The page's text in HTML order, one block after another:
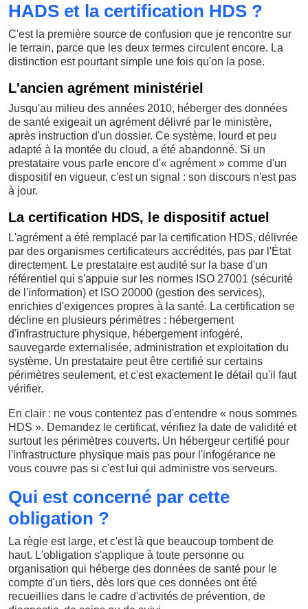
HADS et la certification HDS ?
C'est la première source de confusion que je rencontre sur
le terrain, parce que les deux termes circulent encore. La
distinction est pourtant simple une fois qu'on la pose.
L'ancien agrément ministériel
Jusqu'au milieu des années 2010, héberger des données
de santé exigeait un agrément délivré par le ministère,
après instruction d'un dossier. Ce système, lourd et peu
adapté à la montée du cloud, a été abandonné. Si un
prestataire vous parle encore d'« agrément » comme d'un
dispositif en vigueur, c'est un signal : son discours n'est pas
à jour.
La certification HDS, le dispositif actuel
L'agrément a été remplacé par la certification HDS, délivrée
par des organismes certificateurs accrédités, pas par l'État
directement. Le prestataire est audité sur la base d'un
référentiel qui s'appuie sur les normes ISO 27001 (sécurité
de l'information) et ISO 20000 (gestion des services),
enrichies d'exigences propres à la santé. La certification se
décline en plusieurs périmètres : hébergement
d'infrastructure physique, hébergement infogéré,
sauvegarde externalisée, administration et exploitation du
système. Un prestataire peut être certifié sur certains
périmètres seulement, et c'est exactement le détail qu'il faut
vérifier.
En clair : ne vous contentez pas d'entendre « nous sommes
HDS ». Demandez le certificat, vérifiez la date de validité et
surtout les périmètres couverts. Un hébergeur certifié pour
l'infrastructure physique mais pas pour l'infogérance ne
vous couvre pas si c'est lui qui administre vos serveurs.
Qui est concerné par cette
obligation ?
La règle est large, et c'est là que beaucoup tombent de
haut. L'obligation s'applique à toute personne ou
organisation qui héberge des données de santé pour le
compte d'un tiers, dès lors que ces données ont été
recueillies dans le cadre d'activités de prévention, de